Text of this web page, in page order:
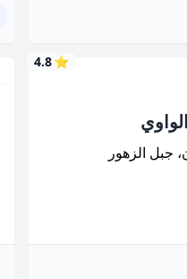
⭐
4.8
جبل الزهور